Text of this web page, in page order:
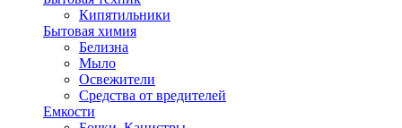
Кипятильники
Бытовая химия
Белизна
Мыло
Освежители
Средства от вредителей
Емкости